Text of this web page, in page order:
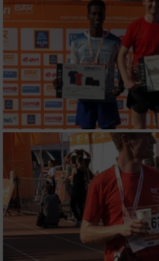
personalisierter Werbung
Erstellung von Profilen zur
von Inhalten
Verwendung von Profilen zur
personalisierter Inhalte
Messung der Werbeleistung
Messung der Performance von
Analyse von Zielgruppen durch
oder Kombinationen von Daten aus
verschiedenen Quellen
Entwicklung und Verbesserung der
Verwendung reduzierter Daten zur
von Inhalten